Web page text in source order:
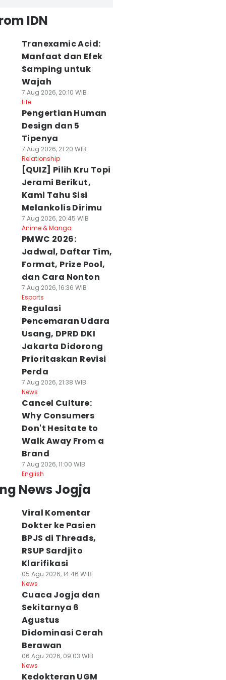
Maling Gasak
di Dasbor Motor
Bonceng
Istri
Agu 2026, 14:18 WIB
Motorola Razr Fold
Bidik Pasar
Foldable Premium
06 Agu 2026, 17:57 WIB
News
IDN
Tranexamic Acid:
Manfaat dan Efek
Samping untuk
Wajah
7 Aug 2026, 20:10 WIB
Life
Pengertian Human
Design dan 5
Tipenya
7 Aug 2026, 21:20 WIB
Relationship
[QUIZ] Pilih Kru Topi
Jerami Berikut,
Kami Tahu Sisi
Melankolis Dirimu
7 Aug 2026, 20:45 WIB
Anime & Manga
PMWC 2026:
Jadwal, Daftar Tim,
Format, Prize Pool,
dan Cara Nonton
7 Aug 2026, 16:36 WIB
Esports
Regulasi
Pencemaran Udara
Usang, DPRD DKI
Jakarta Didorong
Prioritaskan Revisi
Perda
7 Aug 2026, 21:38 WIB
News
Cancel Culture:
Why Consumers
Don't Hesitate to
Walk Away From a
Brand
7 Aug 2026, 11:00 WIB
English
News Jogja
Viral Komentar
Dokter ke Pasien
BPJS di Threads,
RSUP Sardjito
Klarifikasi
05 Agu 2026, 14:46 WIB
News
Cuaca Jogja dan
Sekitarnya 6
Agustus
Didominasi Cerah
Berawan
06 Agu 2026, 09:03 WIB
News
Kedokteran UGM